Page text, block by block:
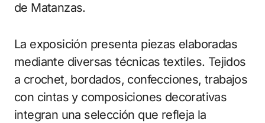
de Matanzas.
La exposición presenta piezas elaboradas
mediante diversas técnicas textiles. Tejidos
a crochet, bordados, confecciones, trabajos
con cintas y composiciones decorativas
integran una selección que refleja la